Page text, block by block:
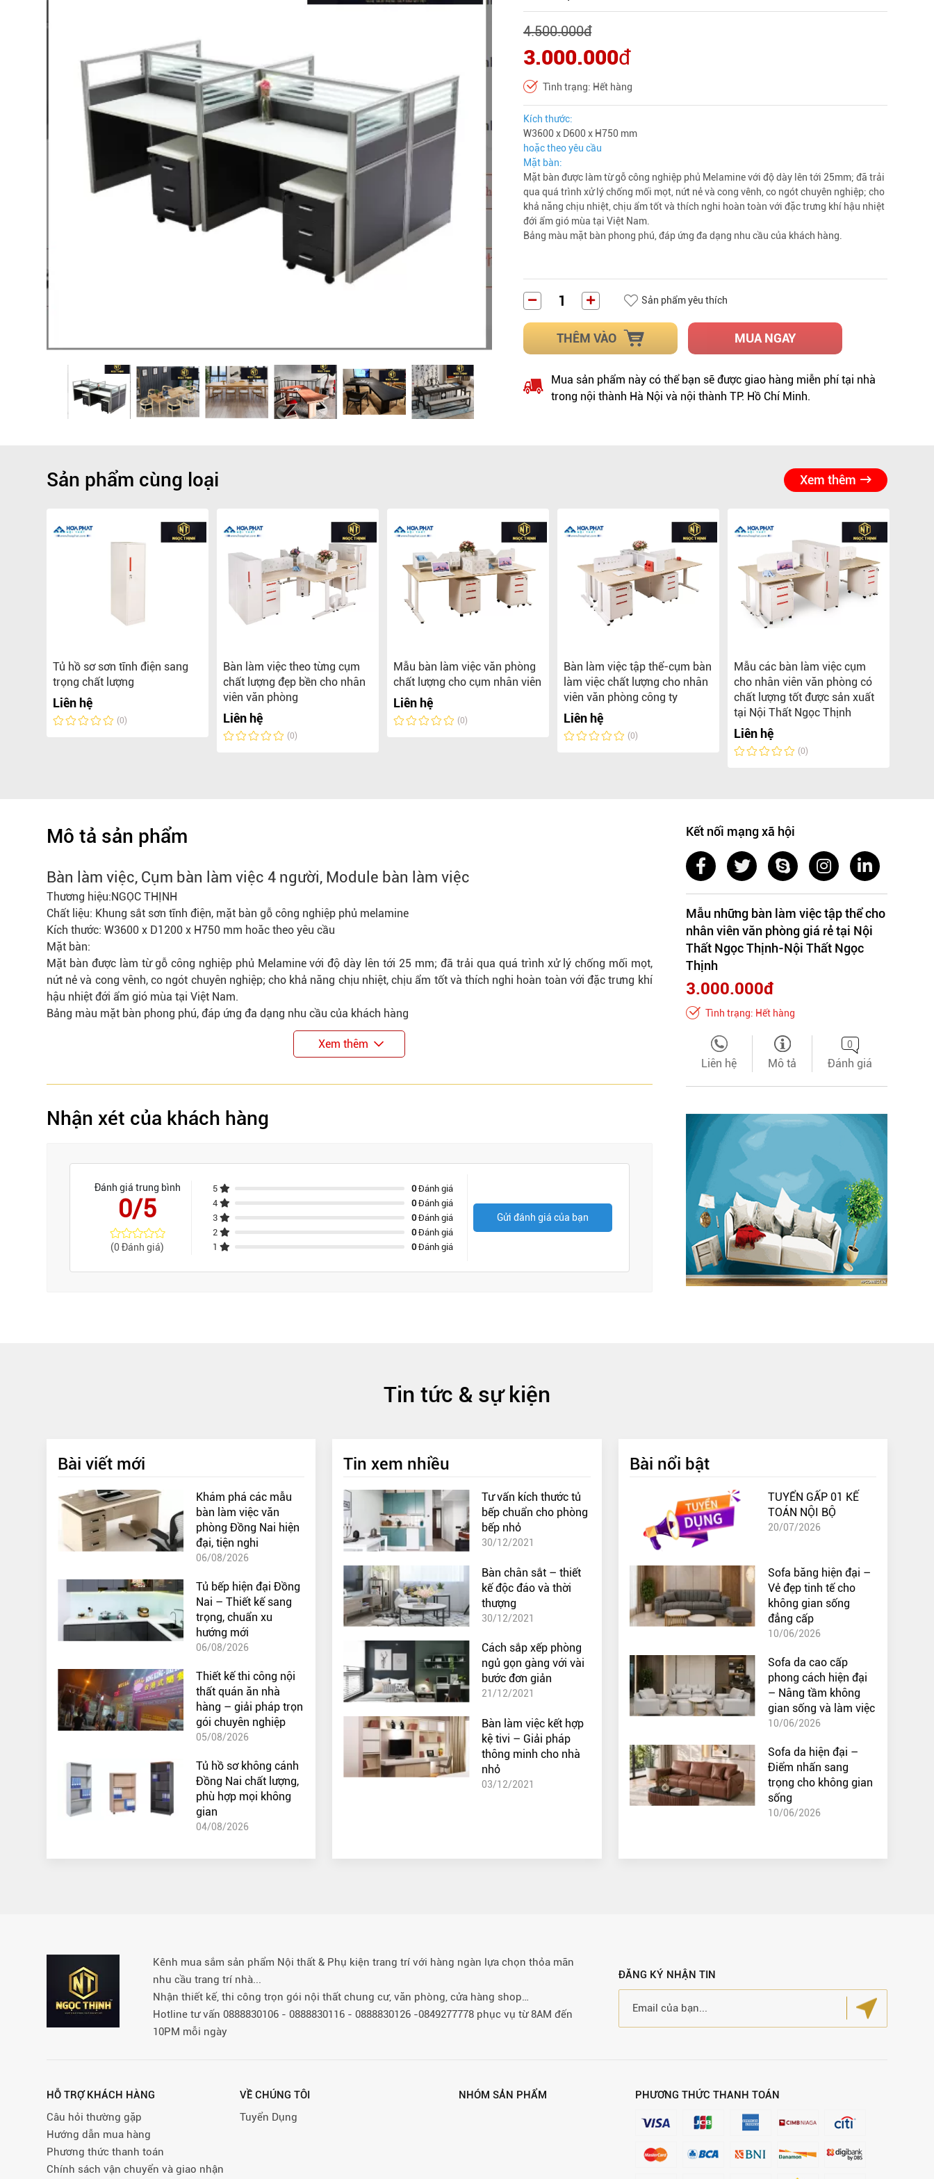
Ray trượt – bản lề – tay nắm cửa
Phụ kiện tủ bếp dưới
Giá để bát đĩa đa năng
Giá để dao thớt
Kệ để chất tẩy rửa
Kệ gia vị
Kệ góc liên hoàn
4.500.000đ
3.000.000đ
Tình trạng: Hết hàng
Kích thước:
W3600 x D600 x H750 mm
hoặc theo yêu cầu
Mặt bàn:
Mặt bàn được làm từ gỗ công nghiệp phủ Melamine với độ dày lên tới 25mm; đã trải
qua quá trình xử lý chống mối mọt, nứt nẻ và cong vênh, co ngót chuyên nghiệp; cho
khả năng chịu nhiệt, chịu ẩm tốt và thích nghi hoàn toàn với đặc trưng khí hậu nhiệt
đới ẩm gió mùa tại Việt Nam.
Bảng màu mặt bàn phong phú, đáp ứng đa dạng nhu cầu của khách hàng.
Sản phẩm yêu thích
THÊM VÀO MUA NGAY
Mua sản phẩm này có thể bạn sẽ được giao hàng miễn phí tại nhà
trong nội thành Hà Nội và nội thành TP. Hồ Chí Minh.
Sản phẩm cùng loại Xem thêm
Tủ hồ sơ sơn tĩnh điện sang
trọng chất lượng
Liên hệ
(0)
Bàn làm việc theo từng cụm
chất lượng đẹp bền cho nhân
viên văn phòng
Liên hệ
(0)
Mẫu bàn làm việc văn phòng
chất lượng cho cụm nhân viên
Liên hệ
(0)
Bàn làm việc tập thể-cụm bàn
làm việc chất lượng cho nhân
viên văn phòng công ty
Liên hệ
(0)
Mẫu các bàn làm việc cụm
cho nhân viên văn phòng có
chất lượng tốt được sản xuất
tại Nội Thất Ngọc Thịnh
Liên hệ
(0)
Mô tả sản phẩm
Bàn làm việc, Cụm bàn làm việc 4 người, Module bàn làm việc
Thương hiệu:NGỌC THỊNH
Chất liệu: Khung sắt sơn tĩnh điện, mặt bàn gỗ công nghiệp phủ melamine
Kích thước: W3600 x D1200 x H750 mm hoăc theo yêu cầu
Mặt bàn:
Mặt bàn được làm từ gỗ công nghiệp phủ Melamine với độ dày lên tới 25 mm; đã trải qua quá trình xử lý chống mối mọt,
nứt nẻ và cong vênh, co ngót chuyên nghiệp; cho khả năng chịu nhiệt, chịu ẩm tốt và thích nghi hoàn toàn với đặc trưng khí
hậu nhiệt đới ẩm gió mùa tại Việt Nam.
Bảng màu mặt bàn phong phú, đáp ứng đa dạng nhu cầu của khách hàng
Xem thêm
Nhận xét của khách hàng
Đánh giá trung bình
0/5
(0 Đánh giá)
5 0Đánh giá
4
0Đánh giá
3
0Đánh giá
2
0Đánh giá
1
0Đánh giá
Gửi đánh giá của bạn
Kết nối mạng xã hội
Mẫu những bàn làm việc tập thể cho
nhân viên văn phòng giá rẻ tại Nội
Thất Ngọc Thịnh-Nội Thất Ngọc
Thịnh
3.000.000đ
Tình trạng: Hết hàng
Liên hệ Mô tả
0
Đánh giá
Tin tức & sự kiện
Bài viết mới
Khám phá các mẫu
bàn làm việc văn
phòng Đồng Nai hiện
đại, tiện nghi
06/08/2026
Tủ bếp hiện đại Đồng
Nai – Thiết kế sang
trọng, chuẩn xu
hướng mới
06/08/2026
Thiết kế thi công nội
thất quán ăn nhà
hàng – giải pháp trọn
gói chuyên nghiệp
05/08/2026
Tủ hồ sơ không cánh
Đồng Nai chất lượng,
phù hợp mọi không
gian
04/08/2026
Tin xem nhiều
Tư vấn kích thước tủ
bếp chuẩn cho phòng
bếp nhỏ
30/12/2021
Bàn chân sắt – thiết
kế độc đáo và thời
thượng
30/12/2021
Cách sắp xếp phòng
ngủ gọn gàng với vài
bước đơn giản
21/12/2021
Bàn làm việc kết hợp
kệ tivi – Giải pháp
thông minh cho nhà
nhỏ
03/12/2021
Bài nổi bật
TUYỂN GẤP 01 KẾ
TOÁN NỘI BỘ
20/07/2026
Sofa băng hiện đại –
Vẻ đẹp tinh tế cho
không gian sống
đẳng cấp
10/06/2026
Sofa da cao cấp
phong cách hiện đại
– Nâng tầm không
gian sống và làm việc
10/06/2026
Sofa da hiện đại –
Điểm nhấn sang
trọng cho không gian
sống
10/06/2026
Kênh mua sắm sản phẩm Nội thất & Phụ kiện trang trí với hàng ngàn lựa chọn thỏa mãn
nhu cầu trang trí nhà...
Nhận thiết kế, thi công trọn gói nội thất chung cư, văn phòng, cửa hàng shop…
Hotline tư vấn 0888830106 - 0888830116 - 0888830126 -0849277778 phục vụ từ 8AM đến
10PM mỗi ngày
ĐĂNG KÝ NHẬN TIN
HỖ TRỢ KHÁCH HÀNG
Câu hỏi thường gặp
Hướng dẫn mua hàng
Phương thức thanh toán
Chính sách vận chuyển và giao nhận
VỀ CHÚNG TÔI
Tuyển Dụng
NHÓM SẢN PHẨM PHƯƠNG THỨC THANH TOÁN